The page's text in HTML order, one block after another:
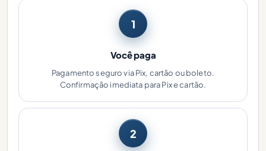
1
Você paga
Pagamento seguro via Pix, cartão ou boleto.
Confirmação imediata para Pix e cartão.
2